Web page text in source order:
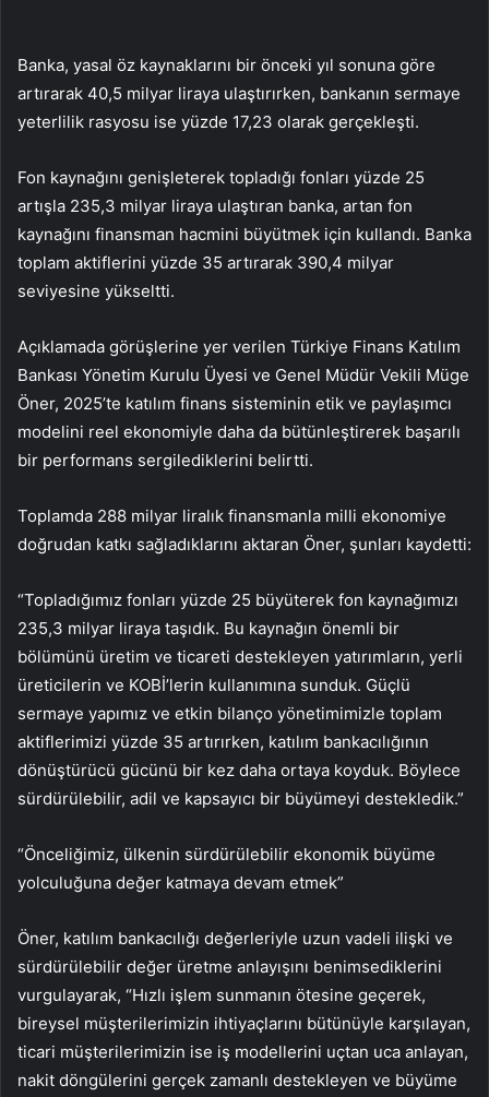
Banka, yasal öz kaynaklarını bir önceki yıl sonuna göre
artırarak 40,5 milyar liraya ulaştırırken, bankanın sermaye
yeterlilik rasyosu ise yüzde 17,23 olarak gerçekleşti.
Fon kaynağını genişleterek topladığı fonları yüzde 25
artışla 235,3 milyar liraya ulaştıran banka, artan fon
kaynağını finansman hacmini büyütmek için kullandı. Banka
toplam aktiflerini yüzde 35 artırarak 390,4 milyar
seviyesine yükseltti.
Açıklamada görüşlerine yer verilen Türkiye Finans Katılım
Bankası Yönetim Kurulu Üyesi ve Genel Müdür Vekili Müge
Öner, 2025’te katılım finans sisteminin etik ve paylaşımcı
modelini reel ekonomiyle daha da bütünleştirerek başarılı
bir performans sergilediklerini belirtti.
Toplamda 288 milyar liralık finansmanla milli ekonomiye
doğrudan katkı sağladıklarını aktaran Öner, şunları kaydetti:
“Topladığımız fonları yüzde 25 büyüterek fon kaynağımızı
235,3 milyar liraya taşıdık. Bu kaynağın önemli bir
bölümünü üretim ve ticareti destekleyen yatırımların, yerli
üreticilerin ve KOBİ’lerin kullanımına sunduk. Güçlü
sermaye yapımız ve etkin bilanço yönetimimizle toplam
aktiflerimizi yüzde 35 artırırken, katılım bankacılığının
dönüştürücü gücünü bir kez daha ortaya koyduk. Böylece
sürdürülebilir, adil ve kapsayıcı bir büyümeyi destekledik.”
“Önceliğimiz, ülkenin sürdürülebilir ekonomik büyüme
yolculuğuna değer katmaya devam etmek”
Öner, katılım bankacılığı değerleriyle uzun vadeli ilişki ve
sürdürülebilir değer üretme anlayışını benimsediklerini
vurgulayarak, “Hızlı işlem sunmanın ötesine geçerek,
bireysel müşterilerimizin ihtiyaçlarını bütünüyle karşılayan,
ticari müşterilerimizin ise iş modellerini uçtan uca anlayan,
nakit döngülerini gerçek zamanlı destekleyen ve büyüme